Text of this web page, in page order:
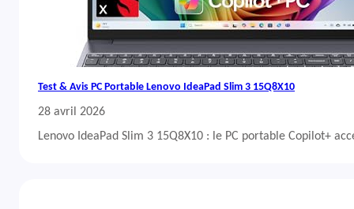
Test & Avis PC Portable Lenovo IdeaPad Slim 3 15Q8X10
28 avril 2026
Lenovo IdeaPad Slim 3 15Q8X10 : le PC portable Copilot+